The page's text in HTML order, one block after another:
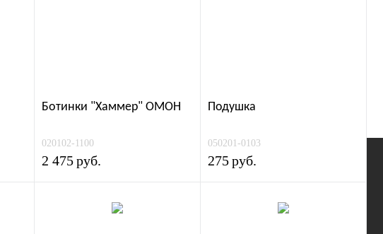
Ботинки "Хаммер" ОМОН
020102-1100
2 475 руб.
Подушка
050201-0103
275руб.
ИНФОРМАЦИЯ КОНТАКТЫ